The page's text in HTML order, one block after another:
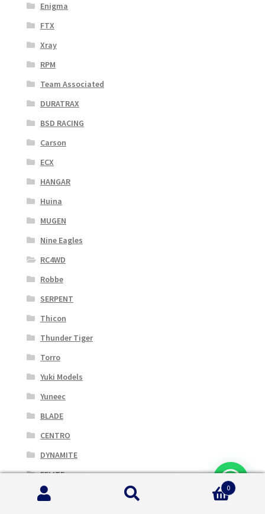
Enigma
FTX
Xray
RPM
Team Associated
DURATRAX
BSD RACING
Carson
ECX
HANGAR
Huina
MUGEN
Nine Eagles
RC4WD
Robbe
SERPENT
Thicon
Thunder Tiger
Torro
Yuki Models
Yuneec
BLADE
CENTRO
DYNAMITE
EFLITE
ELEMENT RC BY ASSOC. ELECTRICS
0